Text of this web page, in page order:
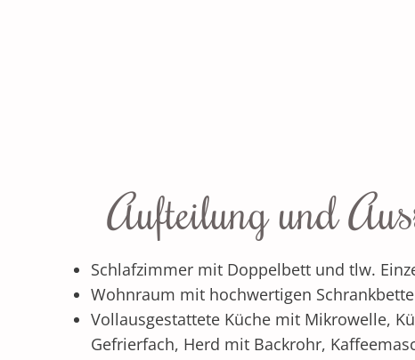
Aufteilung und
Schlafzimmer mit Doppelbett und tlw.
Wohnraum mit hochwertigen
Vollausgestattete Küche mit Mikrowelle,
Gefrierfach, Herd mit Backrohr,